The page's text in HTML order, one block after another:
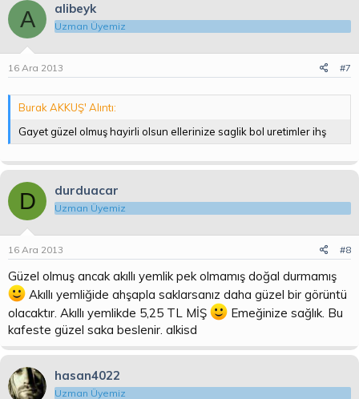
A alibeyk
Uzman Üyemiz
16 Ara 2013 #7
Burak AKKUŞ' Alıntı:
Gayet güzel olmuş hayirli olsun ellerinize saglik bol uretimler ihş
D durduacar
Uzman Üyemiz
16 Ara 2013 #8
Güzel olmuş ancak akıllı yemlik pek olmamış doğal durmamış
Akıllı yemliğide ahşapla saklarsanız daha güzel bir görüntü
olacaktır. Akıllı yemlikde 5,25 TL MİŞ
Emeğinize sağlık. Bu
kafeste güzel saka beslenir. alkisd
hasan4022
Uzman Üyemiz